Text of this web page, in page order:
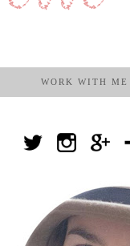
WORK WITH ME